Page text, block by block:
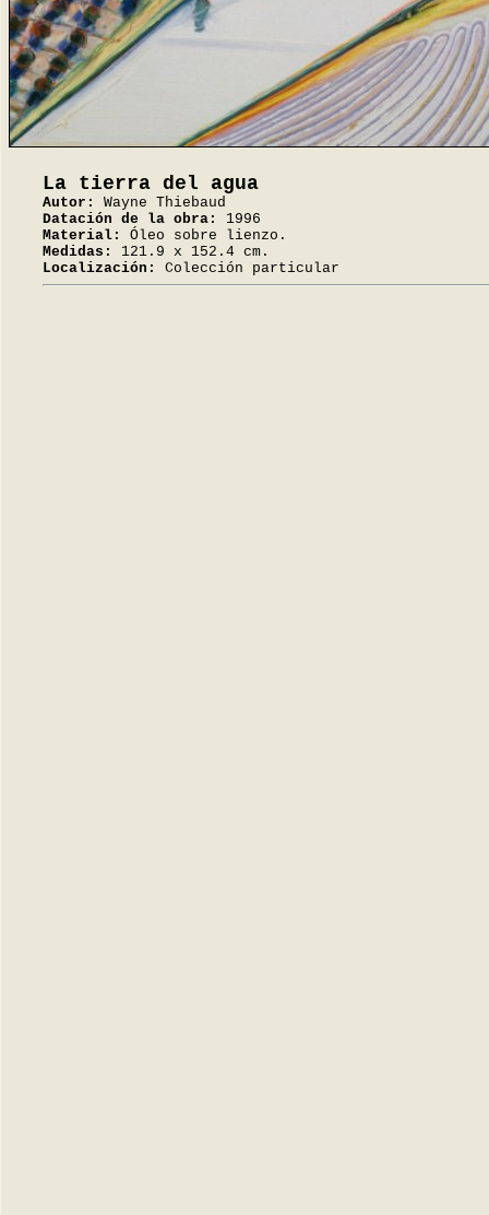
La tierra del agua
Autor:
Wayne Thiebaud
Datación de la obra:
1996
Material:
Óleo sobre lienzo.
Medidas:
121.9 x 152.4 cm.
Localización:
Colección particular